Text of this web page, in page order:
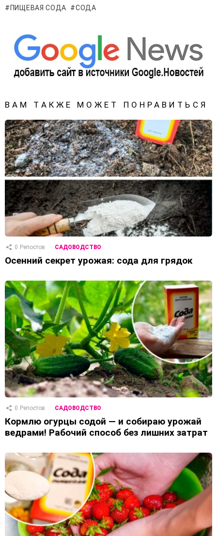
ПИЩЕВАЯ СОДА СОДА
ВАМ ТАКЖЕ МОЖЕТ ПОНРАВИТЬСЯ
0 Репостов САДОВОДСТВО
Осенний секрет урожая: сода для грядок
0 Репостов САДОВОДСТВО
Кормлю огурцы содой — и собираю урожай
ведрами! Рабочий способ без лишних затрат